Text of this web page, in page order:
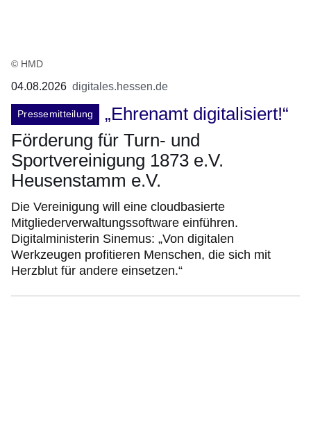
© HMD
04.08.2026 digitales.hessen.de
Pressemitteilung
„Ehrenamt digitalisiert!“
Förderung für Turn- und
Sportvereinigung 1873 e.V.
Heusenstamm e.V.
Die Vereinigung will eine cloudbasierte
Mitgliederverwaltungssoftware einführen.
Digitalministerin Sinemus: „Von digitalen
Werkzeugen profitieren Menschen, die sich mit
Herzblut für andere einsetzen.“